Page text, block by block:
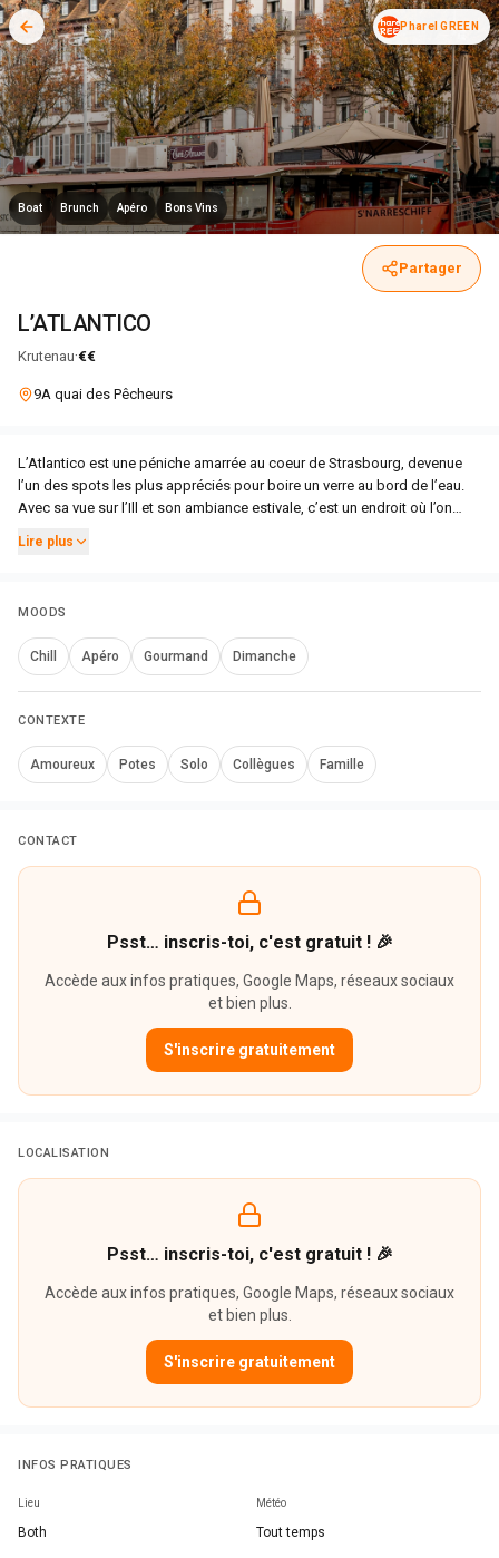
Pharel GREEN
Boat Brunch Apéro Bons Vins
Partager
L’ATLANTICO
Krutenau·€€
9A quai des Pêcheurs
L’Atlantico est une péniche amarrée au coeur de Strasbourg, devenue
l’un des spots les plus appréciés pour boire un verre au bord de l’eau.
Avec sa vue sur l’Ill et son ambiance estivale, c’est un endroit où l’on
Lire plus
MOODS
Chill Apéro Gourmand Dimanche
CONTEXTE
Amoureux Potes Solo Collègues Famille
CONTACT
Psst… inscris-toi, c'est gratuit ! 🎉
Accède aux infos pratiques, Google Maps, réseaux sociaux
et bien plus.
S'inscrire gratuitement
LOCALISATION
Psst… inscris-toi, c'est gratuit ! 🎉
Accède aux infos pratiques, Google Maps, réseaux sociaux
et bien plus.
S'inscrire gratuitement
INFOS PRATIQUES
Lieu
Both
Météo
Tout temps